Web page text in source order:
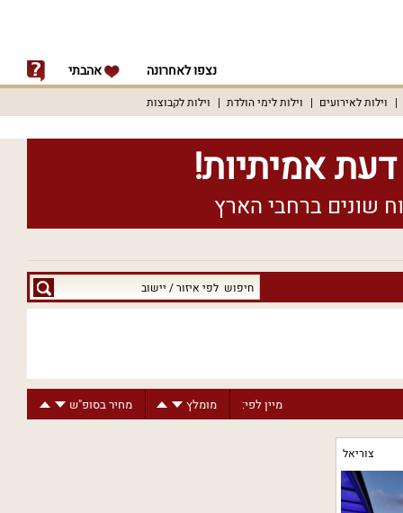
נצפו לאחרונה אהבתי
וילות לאירועים וילות לימי הולדת וילות לקבוצות
חיפוש
לפי
מיין לפי: מומלץ מחיר בסופ"ש
צוריאל